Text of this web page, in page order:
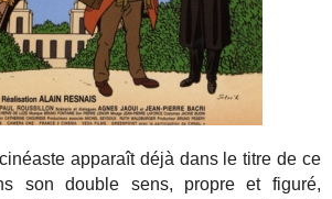
apparaît déjà dans le titre de ce
son double sens, propre et figuré,